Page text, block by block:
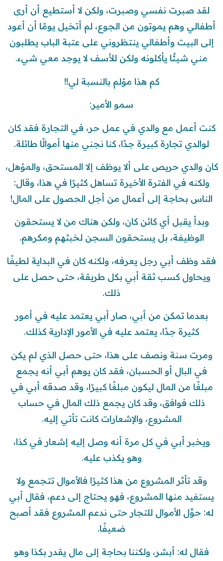
لقد صبرت نفسي وصبرت، ولكن لا أستطيع أن أرى
أطفالي وهم يموتون من الجوع، لم أتخيل يومًا أن أعود
إلى البيت وأطفالي ينتظروني على عتبة الباب يطلبون
مني شيئًا يأكلونه ولكن للأسف لا يوجد معي شيء.
كم هذا مؤلم بالنسبة لي!!
سمو الأمير:
كنت أعمل مع والدي في عمل حر، في التجارة فقد كان
لوالدي تجارة كبيرة جدًا، كنا نجني منها أموالًا طائلة.
كان والدي حريص على ألا يوظف إلا المستحق، والمؤهل،
ولكنه في الفترة الأخيرة تساهل كثيرًا في هذا، وقال:
الناس بحاجة إلى أعمال من أجل الحصول على المال!
وبدأ يقبل أي كائن كان، ولكن هناك من لا يستحقون
الوظيفة، بل يستحقون السجن لخبثهم ومكرهم.
فقد وظف أبي رجل يعرفه، ولكنه كان في البداية لطيفًا
ويحاول كسب ثقة أبي بكل طريقة، حتى حصل على
ذلك.
بعدما تمكن من أبي، صار أبي يعتمد عليه في أمور
كثيرة جدًا، يعتمد عليه في الأمور الإدارية كذلك.
ومرت سنة ونصف على هذا، حتى حصل الذي لم يكن
في البال أو الحسبان، فقد كان يوهم أبي أنه يجمع
مبلغًا من المال ليكون مبلغًا كبيرًا، وقد صدقه أبي في
ذلك فوافق، وقد كان يجمع ذلك المال في حساب
المشروع، والإشعارات كانت تأتي إليه.
ويخبر أبي في كل مرة أنه وصل إليه إشعار في كذا،
وهو يكذب عليه.
وقد تأثر المشروع من هذا كثيرًا فالأموال تتجمع ولا
يستفيد منها المشروع، فهو يحتاج إلى دعم، فقال أبي
له: حوِّل الأموال للتجار حتى ندعم المشروع فقد أصبح
ضعيفًا.
فقال له: أبشر، ولكننا بحاجة إلى مال يقدر بكذا وهو